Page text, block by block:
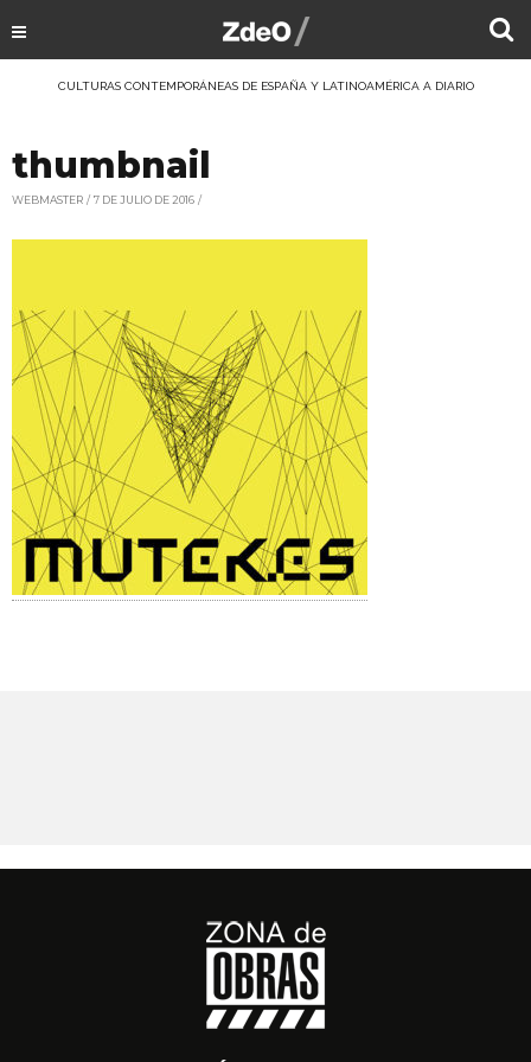
CULTURAS CONTEMPORÁNEAS DE ESPAÑA Y LATINOAMÉRICA A DIARIO
thumbnail
WEBMASTER 7 DE JULIO DE 2016